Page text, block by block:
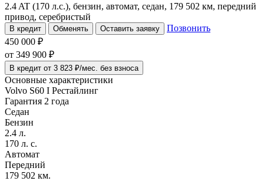
2.4 AT (170 л.с.), бензин, автомат, седан, 179 502 км, передний
привод, серебристый
В кредит Обменять Оставить заявку
Позвонить
450 000 ₽
от 349 900 ₽
В кредит от 3 823 ₽/мес. без взноса
Основные характеристики
Volvo S60 I Рестайлинг
Гарантия 2 года
Седан
Бензин
2.4 л.
170 л. с.
Автомат
Передний
179 502 км.